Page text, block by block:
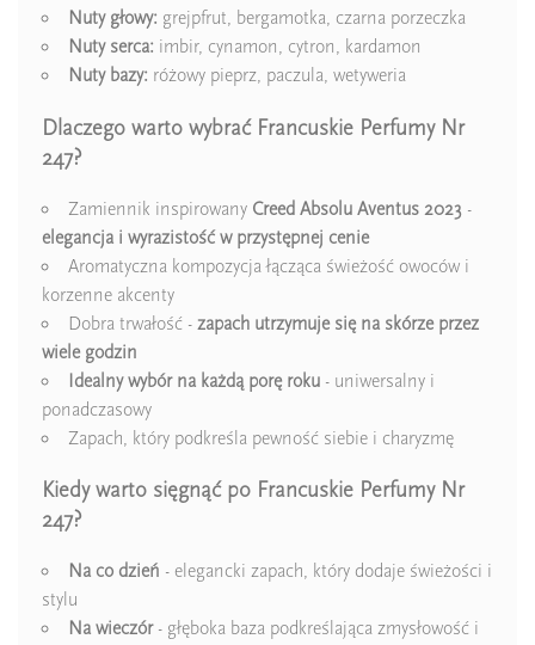
Nuty głowy: grejpfrut, bergamotka, czarna porzeczka
Nuty serca: imbir, cynamon, cytron, kardamon
Nuty bazy: różowy pieprz, paczula, wetyweria
Dlaczego warto wybrać Francuskie Perfumy Nr
247?
Zamiennik inspirowany Creed Absolu Aventus 2023 -
elegancja i wyrazistość w przystępnej cenie
Aromatyczna kompozycja łącząca świeżość owoców i
korzenne akcenty
Dobra trwałość - zapach utrzymuje się na skórze przez
wiele godzin
Idealny wybór na każdą porę roku - uniwersalny i
ponadczasowy
Zapach, który podkreśla pewność siebie i charyzmę
Kiedy warto sięgnąć po Francuskie Perfumy Nr
247?
Na co dzień - elegancki zapach, który dodaje świeżości i
stylu
Na wieczór- głęboka baza podkreślająca zmysłowość i
Zaperfumowanie 22%
Ean13